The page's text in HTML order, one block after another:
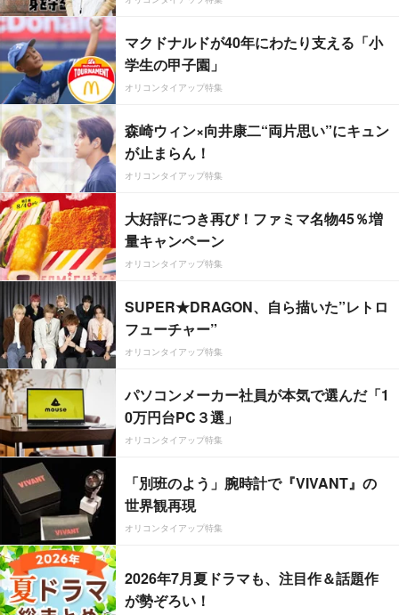
マクドナルドが40年にわたり支える「小
学生の甲子園」
オリコンタイアップ特集
森崎ウィン×向井康二“両片思い”にキュン
が止まらん！
オリコンタイアップ特集
大好評につき再び！ファミマ名物45％増
量キャンペーン
オリコンタイアップ特集
SUPER★DRAGON、自ら描いた”レトロ
フューチャー”
オリコンタイアップ特集
パソコンメーカー社員が本気で選んだ「1
0万円台PC３選」
オリコンタイアップ特集
「別班のよう」腕時計で『VIVANT』の
世界観再現
オリコンタイアップ特集
2026年7月夏ドラマも、注目作＆話題作
が勢ぞろい！